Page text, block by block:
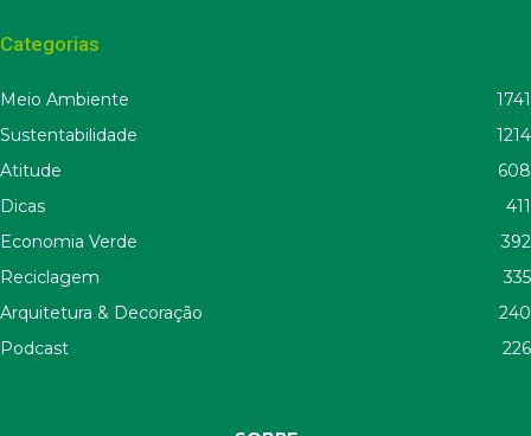
Categorias
Meio Ambiente
1741
Sustentabilidade
1214
Atitude
608
Dicas
411
Economia Verde
392
Reciclagem
335
Arquitetura & Decoração
240
Podcast
226